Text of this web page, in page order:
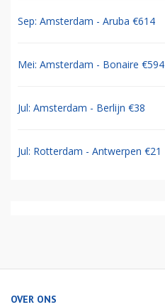
Sep: Amsterdam - Aruba €614
Mei: Amsterdam - Bonaire €594
Jul: Amsterdam - Berlijn €38
Jul: Rotterdam - Antwerpen €21
OVER ONS